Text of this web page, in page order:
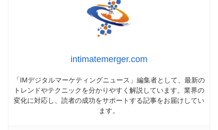
intimatemerger.com
「IMデジタルマーケティングニュース」編集者として、最新の
トレンドやテクニックを分かりやすく解説しています。業界の
変化に対応し、読者の成功をサポートする記事をお届けしてい
ます。